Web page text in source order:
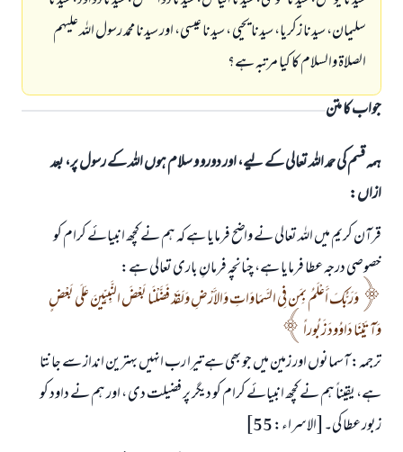
سلیمان، سیدنا زکریا، سیدنا یحیی ، سیدنا عیسی، اور سیدنا محمد رسول اللہ علیہم
الصلاۃ والسلام کا کیا مرتبہ ہے؟
جواب کا متن
ہمہ قسم کی حمد اللہ تعالی کے لیے، اور دورو و سلام ہوں اللہ کے رسول پر، بعد
ازاں:
قرآن کریم میں اللہ تعالی نے واضح فرمایا ہے کہ ہم نے کچھ انبیائے کرام کو
خصوصی درجہ عطا فرمایا ہے، چنانچہ فرمانِ باری تعالی ہے:
وَرَبُّكَ أَعْلَمُ بِمَن فِي السَّمَاوَاتِ وَالأَرْضِ وَلَقَدْ فَضَّلْنَا بَعْضَ النَّبِيِّينَ عَلَى بَعْضٍ
وَآتَيْنَا دَاوُودَ زَبُوراً
ترجمہ: آسمانوں اور زمین میں جو بھی ہے تیرا رب انہیں بہترین انداز سے جانتا
ہے، یقیناً ہم نے کچھ انبیائے کرام کو دیگر پر فضیلت دی ، اور ہم نے داود کو
زبور عطا کی۔[الاسراء: 55]